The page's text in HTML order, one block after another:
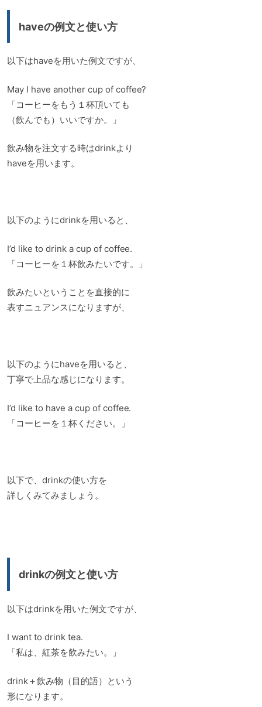
haveの例文と使い方
以下はhaveを用いた例文ですが、
May I have another cup of coffee?
「コーヒーをもう１杯頂いても
（飲んでも）いいですか。」
飲み物を注文する時はdrinkより
haveを用います。
以下のようにdrinkを用いると、
I’d like to drink a cup of coffee.
「コーヒーを１杯飲みたいです。」
飲みたいということを直接的に
表すニュアンスになりますが、
以下のようにhaveを用いると、
丁寧で上品な感じになります。
I’d like to have a cup of coffee.
「コーヒーを１杯ください。」
以下で、drinkの使い方を
詳しくみてみましょう。
drinkの例文と使い方
以下はdrinkを用いた例文ですが、
I want to drink tea.
「私は、紅茶を飲みたい。」
drink＋飲み物（目的語）という
形になります。